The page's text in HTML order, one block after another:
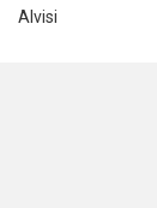
Alvisi